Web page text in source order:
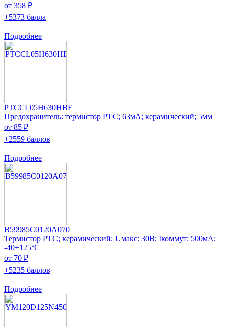
от 358 ₽
+5373 балла
Подробнее
PTCCL05H630HBE
Предохранитель: термистор РТС; 63мА; керамический; 5мм
от 85 ₽
+2559 баллов
Подробнее
B59985C0120A070
Термистор PTC; керамический; Uмакс: 30В; Iкоммут: 500мА;
-40÷125°C
от 70 ₽
+5235 баллов
Подробнее